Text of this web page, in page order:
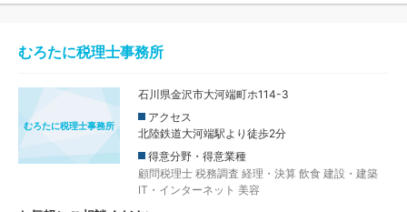
むろたに税理士事務所
むろたに税理士事務所
石川県金沢市大河端町ホ114-3
アクセス
北陸鉄道大河端駅より徒歩2分
得意分野・得意業種
顧問税理士 税務調査 経理・決算 飲食 建設・建築
IT・インターネット 美容